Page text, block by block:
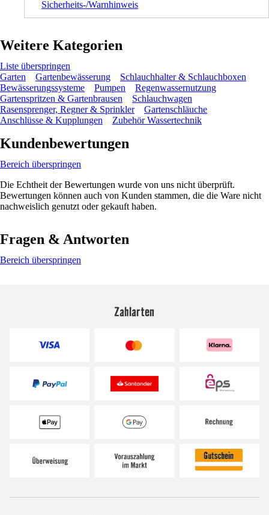
Sicherheits-/Warnhinweis
Weitere Kategorien
Liste überspringen
Garten
Gartenbewässerung
Schlauchhalter & Schlauchboxen
Bewässerungssysteme
Pumpen
Regenwassernutzung
Gartenspritzen & Gartenbrausen
Schlauchwagen
Rasensprenger, Regner & Sprinkler
Gartenschläuche
Anschlüsse & Kupplungen
Zubehör Wassertechnik
Kundenbewertungen
Bereich überspringen
Die Echtheit der Bewertungen wurde von uns nicht überprüft.
Bewertungen können auch von Kunden stammen, die die Ware nicht
nachweislich genutzt oder gekauft haben.
Fragen & Antworten
Bereich überspringen
Zahlarten